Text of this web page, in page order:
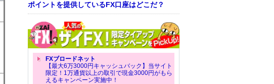
ポイントを提供しているFX口座はどこだ？
FXブロードネット
【最大6万3000円キャッシュバック】当サイト
限定！1万通貨以上の取引で現金3000円がもら
えるキャンペーン実施中！